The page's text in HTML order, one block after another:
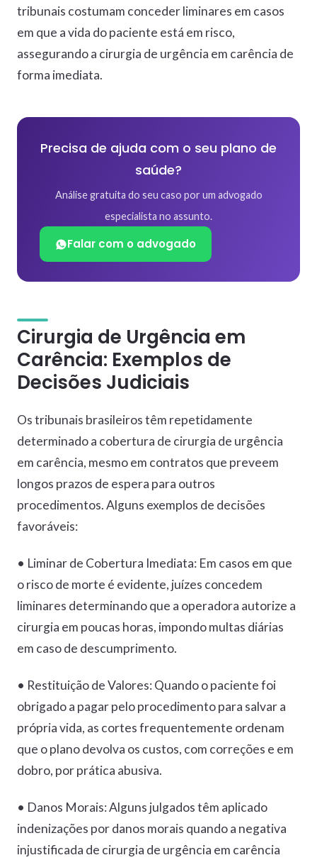
tribunais costumam conceder liminares em casos
em que a vida do paciente está em risco,
assegurando a cirurgia de urgência em carência de
forma imediata.
Precisa de ajuda com o seu plano de
saúde?
Análise gratuita do seu caso por um advogado
especialista no assunto.
Falar com o advogado
Cirurgia de Urgência em
Carência: Exemplos de
Decisões Judiciais
Os tribunais brasileiros têm repetidamente
determinado a cobertura de cirurgia de urgência
em carência, mesmo em contratos que preveem
longos prazos de espera para outros
procedimentos. Alguns exemplos de decisões
favoráveis:
• Liminar de Cobertura Imediata: Em casos em que
o risco de morte é evidente, juízes concedem
liminares determinando que a operadora autorize a
cirurgia em poucas horas, impondo multas diárias
em caso de descumprimento.
• Restituição de Valores: Quando o paciente foi
obrigado a pagar pelo procedimento para salvar a
própria vida, as cortes frequentemente ordenam
que o plano devolva os custos, com correções e em
dobro, por prática abusiva.
• Danos Morais: Alguns julgados têm aplicado
indenizações por danos morais quando a negativa
injustificada de cirurgia de urgência em carência